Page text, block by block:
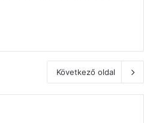
Következő oldal